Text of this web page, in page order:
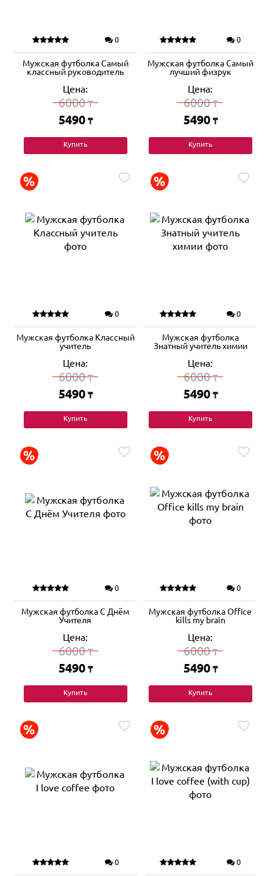
0
Мужская футболка Самый
классный руководитель
Цена:
6000₸
5490 ₸
Купить
0
Мужская футболка Самый
лучший физрук
Цена:
6000₸
5490 ₸
Купить
0
Мужская футболка Классный
учитель
Цена:
6000₸
5490 ₸
Купить
0
Мужская футболка
Знатный учитель химии
Цена:
6000₸
5490 ₸
Купить
0
Мужская футболка С Днём
Учителя
Цена:
6000₸
5490 ₸
Купить
0
Мужская футболка Office
kills my brain
Цена:
6000₸
5490 ₸
Купить
0 0